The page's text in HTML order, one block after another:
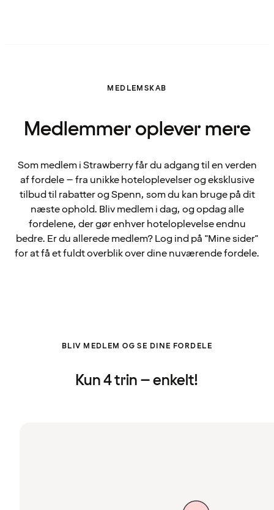
MEDLEMSKAB
Medlemmer oplever mere
Som medlem i Strawberry får du adgang til en verden
af fordele – fra unikke hoteloplevelser og eksklusive
tilbud til rabatter og Spenn, som du kan bruge på dit
næste ophold. Bliv medlem i dag, og opdag alle
fordelene, der gør enhver hoteloplevelse endnu
bedre. Er du allerede medlem? Log ind på "Mine sider"
for at få et fuldt overblik over dine nuværende fordele.
BLIV MEDLEM OG SE DINE FORDELE
Kun 4 trin – enkelt!